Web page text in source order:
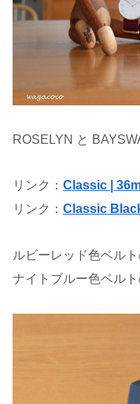
ROSELYN と
リンク： Classic |
リンク： Classic
ルビーレッド色ベルト
ナイトブルー色ベルト